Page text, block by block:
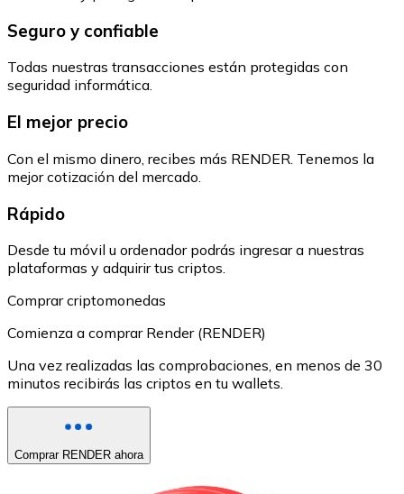
Seguro y confiable
Todas nuestras transacciones están protegidas con
seguridad informática.
El mejor precio
Con el mismo dinero, recibes más RENDER. Tenemos la
mejor cotización del mercado.
Rápido
Desde tu móvil u ordenador podrás ingresar a nuestras
plataformas y adquirir tus criptos.
Comprar criptomonedas
Comienza a comprar Render (RENDER)
Una vez realizadas las comprobaciones, en menos de 30
minutos recibirás las criptos en tu wallets.
Comprar RENDER ahora